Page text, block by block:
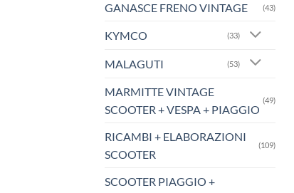
GANASCE FRENO VINTAGE (43)
KYMCO (33)
MALAGUTI (53)
MARMITTE VINTAGE
SCOOTER + VESPA + PIAGGIO
(49)
RICAMBI + ELABORAZIONI
SCOOTER
(109)
SCOOTER PIAGGIO +